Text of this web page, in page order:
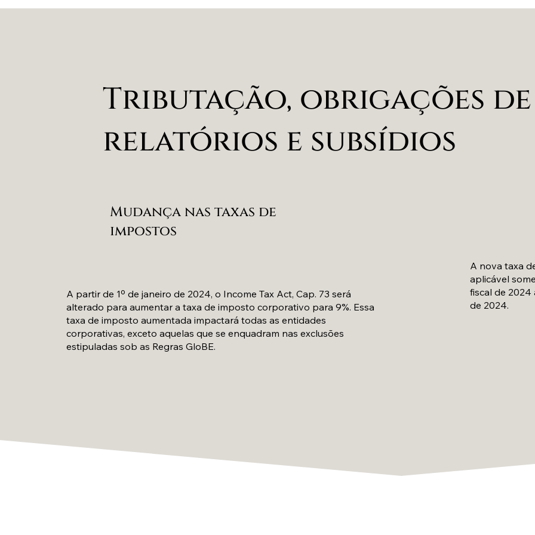
Tributação, obrigações de
relatórios e subsídios
Mudança nas taxas de
impostos
A partir de 1º de janeiro de 2024, o Income Tax Act, Cap. 73 será
alterado para aumentar a taxa de imposto corporativo para 9%. Essa
taxa de imposto aumentada impactará todas as entidades
corporativas, exceto aquelas que se enquadram nas exclusões
estipuladas sob as Regras GloBE.
A nova taxa
aplicável
fiscal de 2024
de 2024.